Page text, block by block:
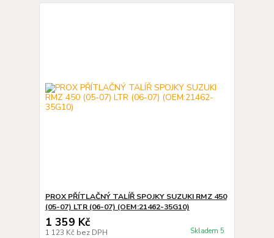
PROX PŘÍTLAČNÝ TALÍŘ SPOJKY SUZUKI RMZ 450
(05-07) LTR (06-07) (OEM:21462-35G10)
1 359 Kč
1 123 Kč bez DPH Skladem 5